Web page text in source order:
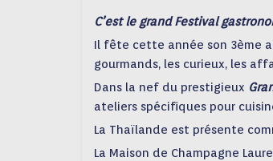
C’est le grand Festival
Il fête cette année son 3ème
gourmands, les curieux, les
Dans la nef du prestigieux
ateliers spécifiques pour
La Thaïlande est présente
La Maison de Champagne